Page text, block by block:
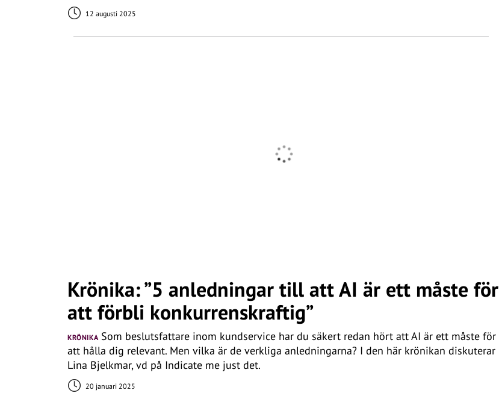
12 augusti 2025
Krönika: ”5 anledningar till att AI är ett måste för
att förbli konkurrenskraftig”
KRÖNIKASom beslutsfattare inom kundservice har du säkert redan hört att AI är ett måste för
att hålla dig relevant. Men vilka är de verkliga anledningarna? I den här krönikan diskuterar
Lina Bjelkmar, vd på Indicate me just det.
20 januari 2025